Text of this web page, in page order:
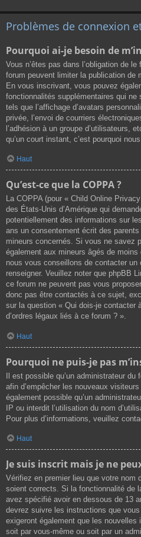
Problèmes de connexion
Pourquoi ai-je besoin de
Vous n’êtes pas dans l’obligation de
forum peuvent limiter la publication de
En vous inscrivant, vous pouvez
fonctionnalités supplémentaires qui ne
tels que l’affichage d’avatars
privée, l’envoi de courriers
l’adhésion à un groupe d’utilisateurs,
qu’un court instant, c’est pourquoi
Haut
Qu’est-ce que la COPPA ?
La COPPA (pour « Child Online
des États-Unis d’Amérique qui
potentiellement des informations sur
ans un consentement écrit des
mineurs concernés. Si vous ne savez
également aux mineurs âgés de
nous vous conseillons de contacter un
renseigner. Veuillez noter que phpBB
ce forum ne peuvent pas vous
donc pas être contactés à ce sujet,
sur la question « Qui dois-je contacter
d’ordres légaux liés à ce forum ? ».
Haut
Pourquoi ne puis-je pas
Il est possible qu’un administrateur
afin d’empêcher les nouveaux
également possible qu’un
IP ou interdit l’utilisation du nom
Pour plus d’informations, veuillez
Haut
Je suis inscrit mais je ne
Vérifiez en premier lieu que votre nom
soient corrects. Si la fonctionnalité de
avez spécifié avoir en dessous de 13
devrez suivre les instructions que
exigeront également que les
soit par vous-même ou soit par un